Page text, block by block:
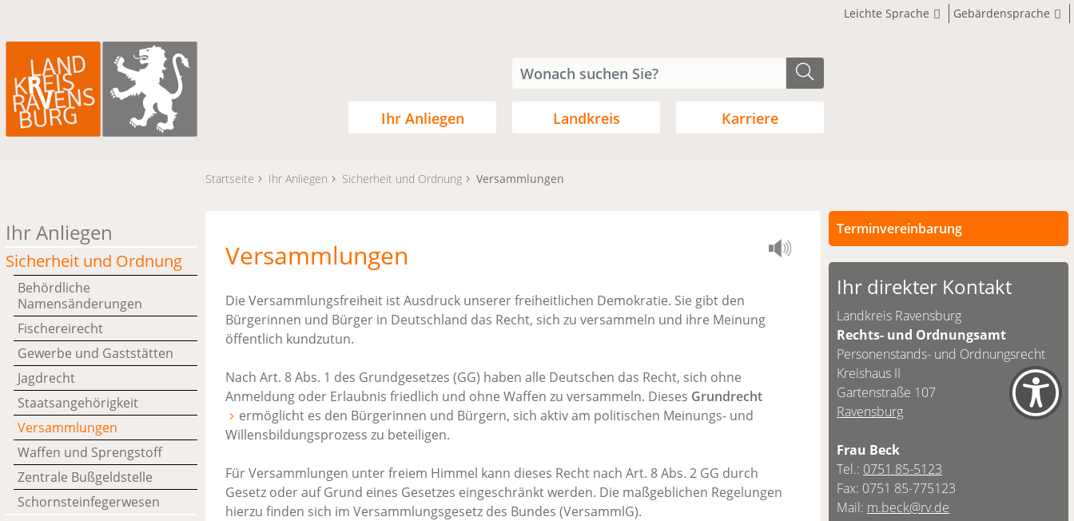
Leichte Sprache Gebärdensprache
Ihr Anliegen Landkreis Karriere
Startseite Ihr Anliegen Sicherheit und Ordnung Versammlungen
Ihr Anliegen
Sicherheit und Ordnung
Behördliche
Namensänderungen
Fischereirecht
Gewerbe und Gaststätten
Jagdrecht
Staatsangehörigkeit
Versammlungen
Waffen und Sprengstoff
Zentrale Bußgeldstelle
Schornsteinfegerwesen
Versammlungen
Die Versammlungsfreiheit ist Ausdruck unserer freiheitlichen Demokratie. Sie gibt den
Bürgerinnen und Bürger in Deutschland das Recht, sich zu versammeln und ihre Meinung
öffentlich kundzutun.
Nach Art. 8 Abs. 1 des Grundgesetzes (GG) haben alle Deutschen das Recht, sich ohne
Anmeldung oder Erlaubnis friedlich und ohne Waffen zu versammeln. Dieses Grundrecht
ermöglicht es den Bürgerinnen und Bürgern, sich aktiv am politischen Meinungs- und
Willensbildungsprozess zu beteiligen.
Für Versammlungen unter freiem Himmel kann dieses Recht nach Art. 8 Abs. 2 GG durch
Gesetz oder auf Grund eines Gesetzes eingeschränkt werden. Die maßgeblichen Regelungen
hierzu finden sich im Versammlungsgesetz des Bundes (VersammlG).
Terminvereinbarung
Persönliche Termine sind nach
vorheriger Vereinbarung möglich.
unten.
Ihr direkter Kontakt
Landkreis Ravensburg
Rechts- und Ordnungsamt
Personenstands- und Ordnungsrecht
Kreishaus II
Gartenstraße 107
Ravensburg
Frau Beck
Tel.: 0751 85-5123
Fax: 0751 85-775123
Mail: m.beck@rv.de